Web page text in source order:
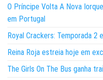
O Príncipe Volta A Nova
em Portugal
Royal Crackers: Temporada 2
Reina Roja estreia hoje em
The Girls On The Bus ganha